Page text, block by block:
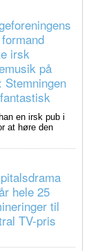
en irsk pub i
at høre den